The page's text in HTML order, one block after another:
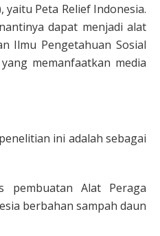
yaitu Peta Relief Indonesia.
dapat menjadi alat
Ilmu Pengetahuan Sosial
memanfaatkan media
ini adalah sebagai
pembuatan Alat Peraga
berbahan sampah daun